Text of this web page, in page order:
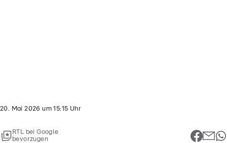
20. Mai 2026 um 15:15 Uhr
RTL bei Google
bevorzugen